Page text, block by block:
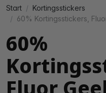
Start
Kortingsstickers
60% Kortingsstickers,
60%